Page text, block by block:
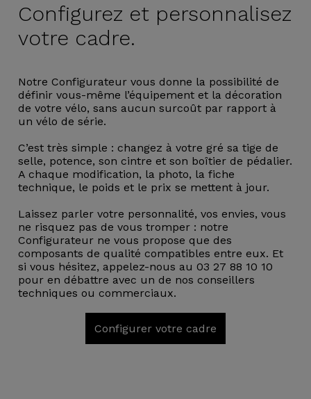
Configurez et personnalisez
votre cadre.
Notre Configurateur vous donne la possibilité de
définir vous-même l’équipement et la décoration
de votre vélo, sans aucun surcoût par rapport à
un vélo de série.
C’est très simple : changez à votre gré sa tige de
selle, potence, son cintre et son boîtier de pédalier.
A chaque modification, la photo, la fiche
technique, le poids et le prix se mettent à jour.
Laissez parler votre personnalité, vos envies, vous
ne risquez pas de vous tromper : notre
Configurateur ne vous propose que des
composants de qualité compatibles entre eux. Et
si vous hésitez, appelez-nous au 03 27 88 10 10
pour en débattre avec un de nos conseillers
techniques ou commerciaux.
Configurer votre cadre